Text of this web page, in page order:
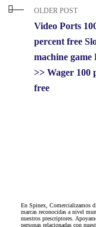
OLDER POST
Video Ports
percent free
machine game
>> Wager 100
free
En Spinex, Comercializamos
marcas reconocidas a nivel
nuestros prescriptores.
personas relacionadas con